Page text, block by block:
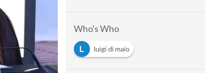
Who's Who
L
luigi di maio